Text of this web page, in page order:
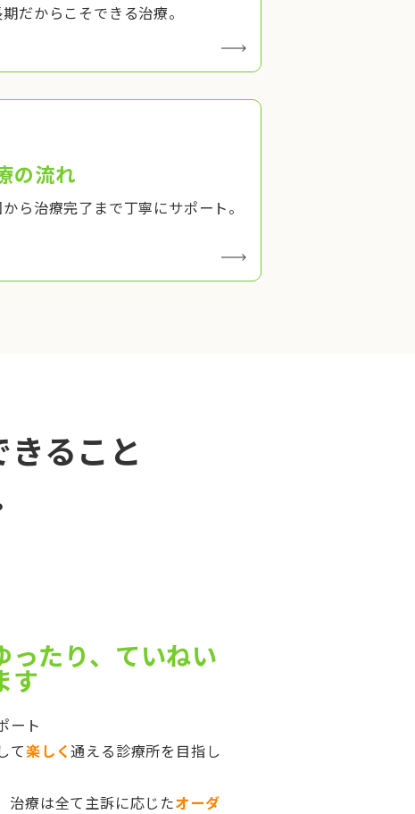
だからこそできる治療。
の流れ
ら治療完了まで丁寧にサポート。
ること
ったり、ていねい
す
ート
して楽しく通える診療所を目指し
治療は全て主訴に応じたオーダ